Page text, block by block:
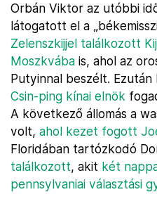
Orbán Viktor az utóbbi
látogatott el a
Zelenszkijjel találkozott
Moszkvába is, ahol az
Putyinnal beszélt.
Csin-ping kínai elnök
A következő állomás a
volt, ahol kezet fogott
Floridában tartózkodó
találkozott, akit két
pennsylvaniai választási